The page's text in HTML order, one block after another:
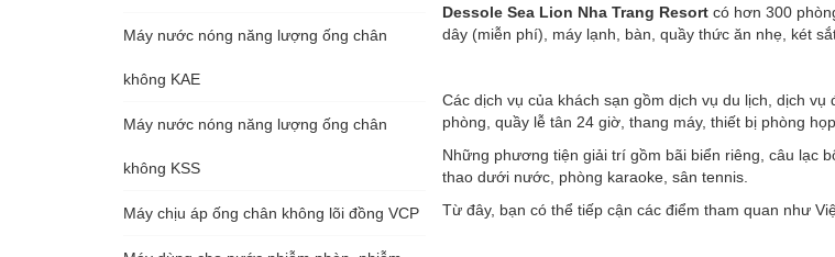
Máy nước nóng năng lượng ống chân
không KAE
Máy nước nóng năng lượng ống chân
không KSS
Máy chịu áp ống chân không lõi đồng VCP
Dessole Sea Lion Nha Trang Resort có hơn 300
dây (miễn phí), máy lạnh, bàn, quầy thức ăn nhẹ, két
Các dịch vụ của khách sạn gồm dịch vụ du lịch, dịch
phòng, quầy lễ tân 24 giờ, thang máy, thiết bị phòng
Những phương tiện giải trí gồm bãi biển riêng, câu lạc
thao dưới nước, phòng karaoke, sân tennis.
Từ đây, bạn có thể tiếp cận các điểm tham quan như